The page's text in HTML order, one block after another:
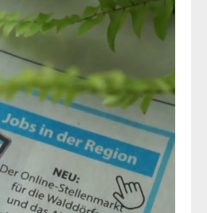
Player